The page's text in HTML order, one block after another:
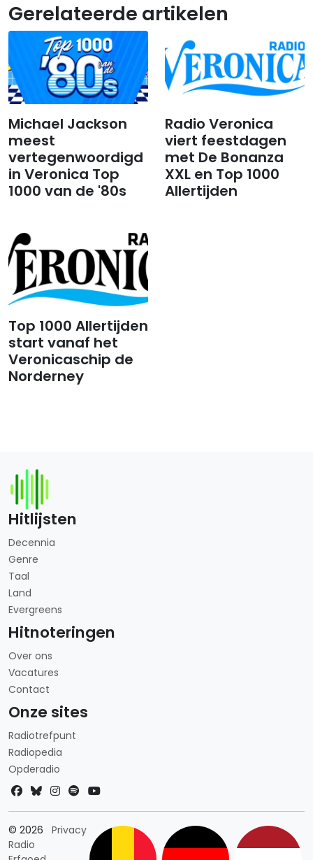
Gerelateerde artikelen
Michael Jackson
meest
vertegenwoordigd
in Veronica Top
1000 van de '80s
Radio Veronica
viert feestdagen
met De Bonanza
XXL en Top 1000
Allertijden
Top 1000 Allertijden
start vanaf het
Veronicaschip de
Norderney
Hitlijsten
Decennia
Genre
Taal
Land
Evergreens
Hitnoteringen
Over ons
Vacatures
Contact
Onze sites
Radiotrefpunt
Radiopedia
Opderadio
© 2026
Radio
PrivacyLandkeuze